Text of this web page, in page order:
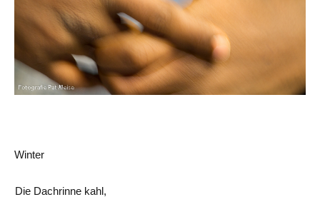
Winter
Die Dachrinne kahl,